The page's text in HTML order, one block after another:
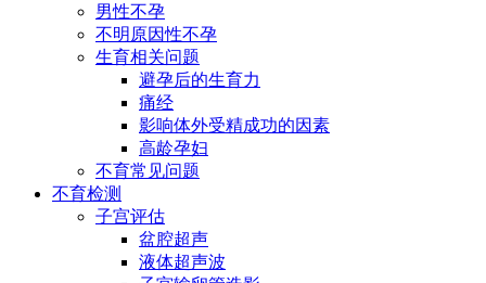
男性不孕
不明原因性不孕
生育相关问题
避孕后的生育力
痛经
影响体外受精成功的因素
高龄孕妇
不育常见问题
不育检测
子宫评估
盆腔超声
液体超声波